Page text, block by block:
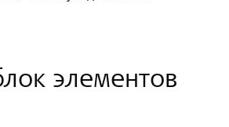
элементов